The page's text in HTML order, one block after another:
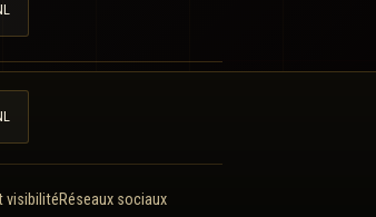
visibilitéRéseaux sociaux